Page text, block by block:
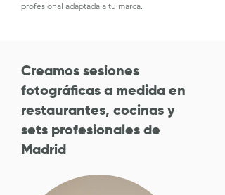
profesional adaptada a tu marca.
Creamos sesiones
fotográficas a medida en
restaurantes, cocinas y
sets profesionales de
Madrid